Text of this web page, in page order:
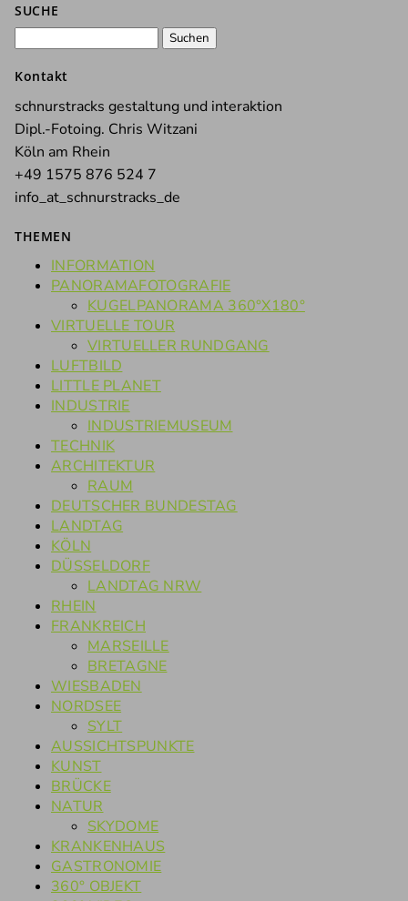
SUCHE
Kontakt
schnurstracks gestaltung und interaktion
Dipl.-Fotoing. Chris Witzani
Köln am Rhein
+49 1575 876 524 7
info_at_schnurstracks_de
THEMEN
INFORMATION
PANORAMAFOTOGRAFIE
KUGELPANORAMA 360°X180°
VIRTUELLE TOUR
VIRTUELLER RUNDGANG
LUFTBILD
LITTLE PLANET
INDUSTRIE
INDUSTRIEMUSEUM
TECHNIK
ARCHITEKTUR
RAUM
DEUTSCHER BUNDESTAG
LANDTAG
KÖLN
DÜSSELDORF
LANDTAG NRW
RHEIN
FRANKREICH
MARSEILLE
BRETAGNE
WIESBADEN
NORDSEE
SYLT
AUSSICHTSPUNKTE
KUNST
BRÜCKE
NATUR
SKYDOME
KRANKENHAUS
GASTRONOMIE
360° OBJEKT